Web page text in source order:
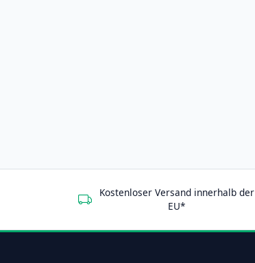
Kostenloser Versand innerhalb der
EU*